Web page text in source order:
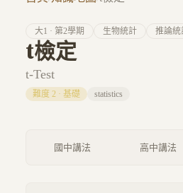
大1 · 第2學期 生物統計 推論統
t檢定
t-Test
難度 2 · 基礎 statistics
國中講法 高中講法